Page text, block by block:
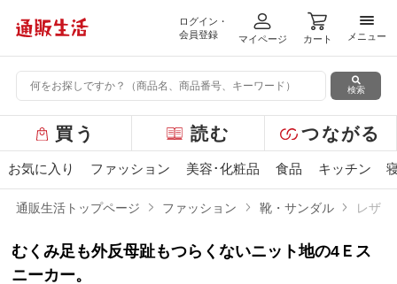
ログイン・
会員登録
マイページ カート
メニ
メニュー
検索
ー
バ
ュ
買う 読む つながる
お気に入り ファッション 美容･化粧品 食品 キッチン
通販生活トップページ ファッション 靴・サンダル レザ
むくみ足も外反母趾もつらくないニット地の4Ｅス
ニーカー。